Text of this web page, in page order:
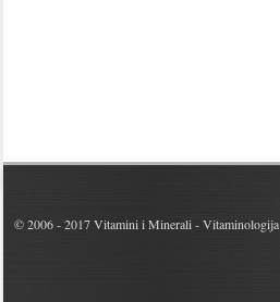
© 2006 - 2017Vitamini i Minerali - Vitaminologija